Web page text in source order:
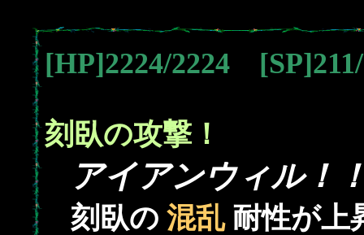
[HP]2224/2224
刻臥の攻撃！
アイアンウィル！
刻臥の 混乱耐性が上